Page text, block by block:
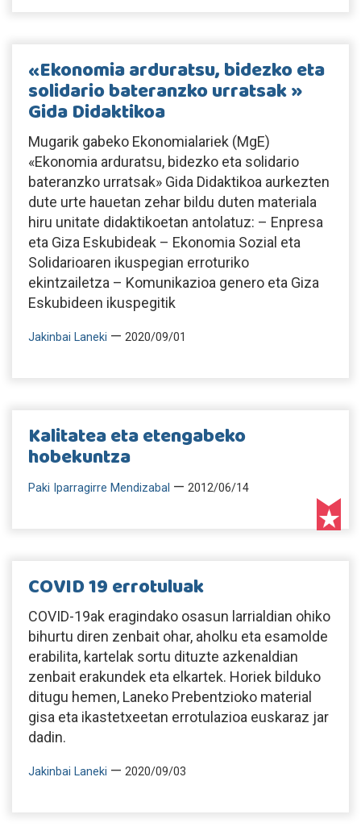
«Ekonomia arduratsu, bidezko eta
solidario bateranzko urratsak »
Gida Didaktikoa
Mugarik gabeko Ekonomialariek (MgE)
«Ekonomia arduratsu, bidezko eta solidario
bateranzko urratsak» Gida Didaktikoa aurkezten
dute urte hauetan zehar bildu duten materiala
hiru unitate didaktikoetan antolatuz: – Enpresa
eta Giza Eskubideak – Ekonomia Sozial eta
Solidarioaren ikuspegian erroturiko
ekintzailetza – Komunikazioa genero eta Giza
Eskubideen ikuspegitik
Jakinbai Laneki — 2020/09/01
Kalitatea eta etengabeko
hobekuntza
Paki Iparragirre Mendizabal — 2012/06/14
COVID 19 errotuluak
COVID-19ak eragindako osasun larrialdian ohiko
bihurtu diren zenbait ohar, aholku eta esamolde
erabilita, kartelak sortu dituzte azkenaldian
zenbait erakundek eta elkartek. Horiek bilduko
ditugu hemen, Laneko Prebentzioko material
gisa eta ikastetxeetan errotulazioa euskaraz jar
dadin.
Jakinbai Laneki — 2020/09/03